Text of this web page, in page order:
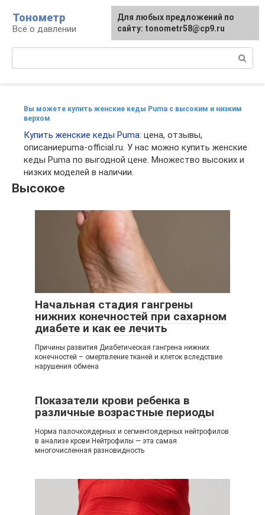
контенту
Тонометр
Всё о давлении
Вы можете купить женские кеды Puma с высоким и низким
верхом
Купить женские кеды Puma: цена, отзывы,
описаниеpuma-official.ru. У нас можно купить женские
кеды Puma по выгодной цене. Множество высоких и
низких моделей в наличии.
Высокое
Начальная стадия гангрены
нижних конечностей при сахарном
диабете и как ее лечить
Причины развития Диабетическая гангрена нижних
конечностей – омертвление тканей и клеток вследствие
нарушения обмена
Показатели крови ребенка в
различные возрастные периоды
Норма палочкоядерных и сегментоядерных нейтрофилов
в анализе крови Нейтрофилы — эта самая
многочисленная разновидность
Для любых предложений по
сайту: tonometr58@cp9.ru
Для любых предложений по
сайту: tonometr58@cp9.ru